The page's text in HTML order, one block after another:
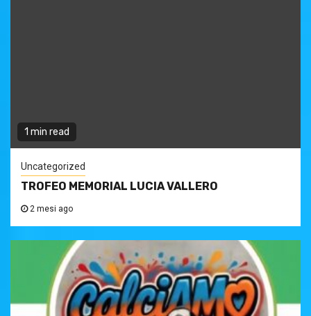
1 min read
Uncategorized
TROFEO MEMORIAL LUCIA VALLERO
2 mesi ago